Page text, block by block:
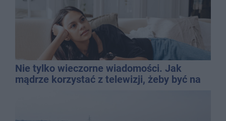
Nie tylko wieczorne wiadomości. Jak
mądrze korzystać z telewizji, żeby być na